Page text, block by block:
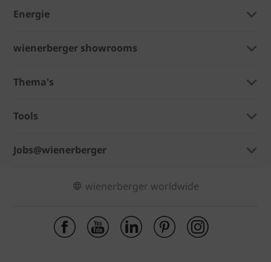
Energie
wienerberger showrooms
Thema's
Tools
Jobs@wienerberger
wienerberger worldwide